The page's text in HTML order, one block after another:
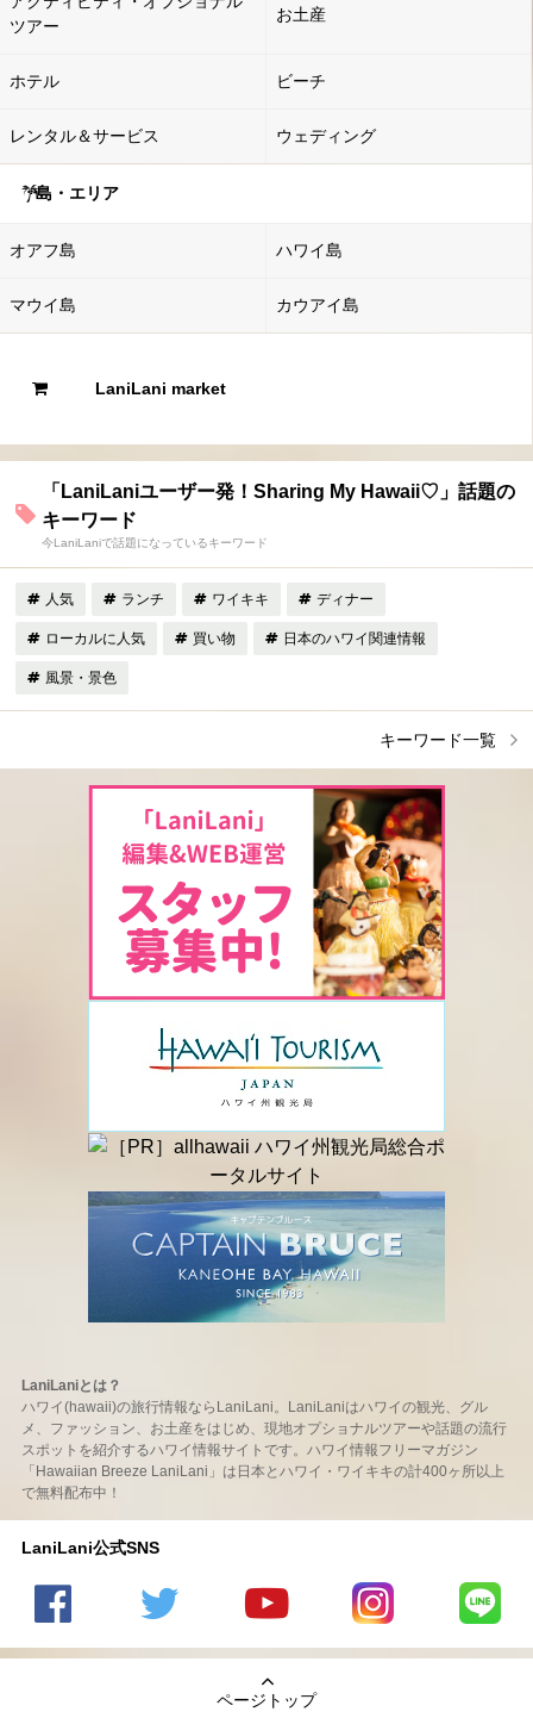
ツアー
お土産
ホテル ビーチ
レンタル＆サービス ウェディング
島・エリア
オアフ島 ハワイ島
マウイ島 カウアイ島
LaniLani market
「LaniLaniユーザー発！Sharing My Hawaii♡」話題の
キーワード
今LaniLaniで話題になっているキーワード
人気 ランチ ワイキキ ディナー
ローカルに人気 買い物 日本のハワイ関連情報
風景・景色
キーワード一覧
LaniLaniとは？
ハワイ(hawaii)の旅行情報ならLaniLani。LaniLaniはハワイの観光、グル
メ、ファッション、お土産をはじめ、現地オプショナルツアーや話題の流行
スポットを紹介するハワイ情報サイトです。ハワイ情報フリーマガジン
「Hawaiian Breeze LaniLani」は日本とハワイ・ワイキキの計400ヶ所以上
で無料配布中！
LaniLani公式SNS
の
のtwitter
の
Youtube
チャンネ
LaniLani
LaniLani
ページトップ